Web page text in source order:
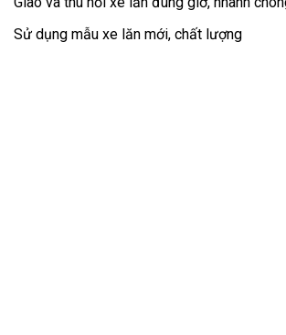
Sử dụng mẫu xe lăn mới, chất lượng